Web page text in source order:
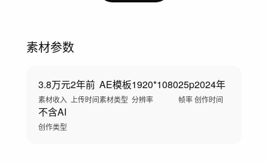
素材参数
3.8万元
素材收入
2年前
上传时间
AE模板
素材类型
1920*1080
分辨率
25p
帧率
2024年
创作时间
不含AI
创作类型